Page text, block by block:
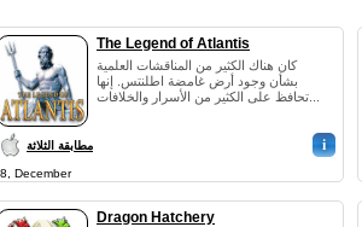
The Legend of Atlantis
كان هناك الكثير من المناقشات العلمية
بشأن وجود أرض غامضة اطلنتس. إنها
مطابقة الثلاثة i
8, December
Dragon Hatchery